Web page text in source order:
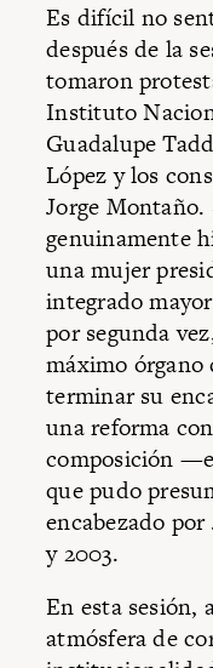
Es difícil no
después de la
tomaron
Instituto
Guadalupe
López y los
Jorge
genuinamente
una mujer
integrado
por segunda
máximo
terminar su
una reforma
composición
que pudo
encabezado
y 2003.
En esta sesión,
atmósfera de